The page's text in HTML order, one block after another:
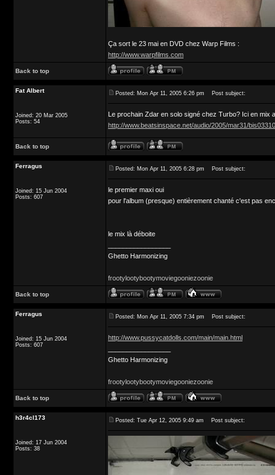
Ça sort le 23 mai en DVD chez Warp Films :
http://www.warpfilms.com
Back to top
Fat Albert
Joined: 20 Mar 2005
Posts: 54
Posted: Mon Apr 11, 2005 6:26 pm Post subject:
Le prochain Zdar en solo signé chez Turbo? Ici en mix
http://www.beatsinspace.net/audio/2005/mar31/
Back to top
Ferragus
Joined: 15 Jun 2004
Posts: 607
Posted: Mon Apr 11, 2005 6:28 pm Post subject:
le premier maxi oui
pour l'album (presque) entièrement chanté c'est pas
le mix là déboite
Ghetto Harmonizing
frootylootybootymoviegooniezoonie
Back to top
Ferragus
Joined: 15 Jun 2004
Posts: 607
Posted: Mon Apr 11, 2005 7:34 pm Post subject:
http://www.pussycatdolls.com/main/main.html
Ghetto Harmonizing
frootylootybootymoviegooniezoonie
Back to top
h3r4cl173
Joined: 17 Jun 2004
Posts: 38
Posted: Tue Apr 12, 2005 9:49 am Post subject: